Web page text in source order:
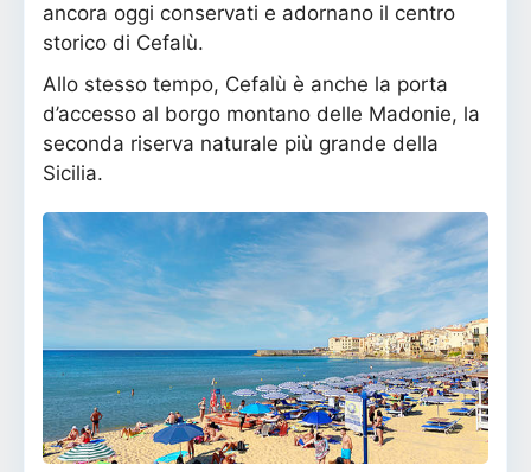
ancora oggi conservati e adornano il centro
storico di Cefalù.
Allo stesso tempo, Cefalù è anche la porta
d’accesso al borgo montano delle Madonie, la
seconda riserva naturale più grande della
Sicilia.